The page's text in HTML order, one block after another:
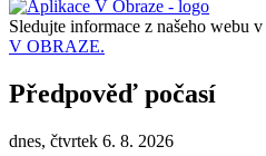
Sledujte informace z našeho webu v
V OBRAZE.
Předpověď počasí
dnes, čtvrtek 6. 8. 2026